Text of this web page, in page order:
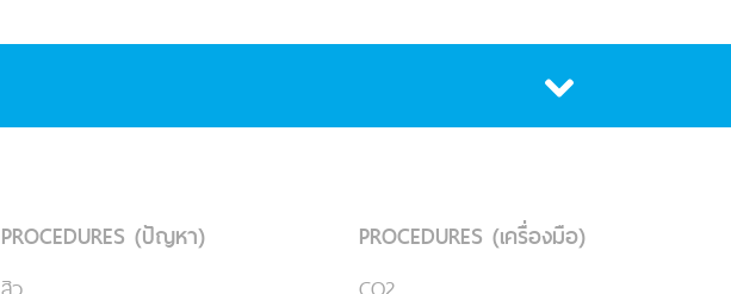
PROCEDURES (ปัญหา)
PROCEDURES (เครื่องมือ)